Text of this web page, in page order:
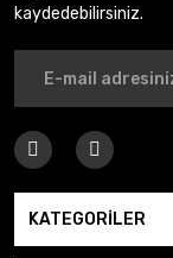
kaydedebilirsiniz.
KATEGORİLER